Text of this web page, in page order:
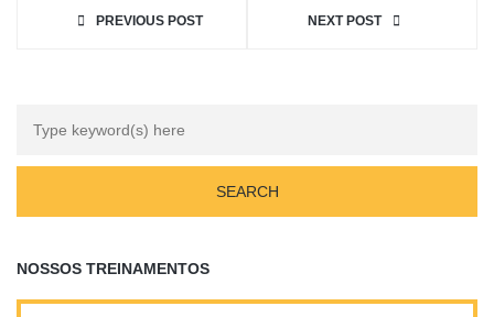
PREVIOUS POST NEXT POST
NOSSOS TREINAMENTOS